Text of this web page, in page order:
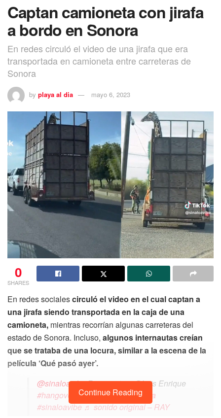
Captan camioneta con jirafa
a bordo en Sonora
En redes circuló el video de una jirafa que era
transportada en camioneta entre carreteras de
Sonora
by playa al dia mayo 6, 2023
0
SHARES
En redes socialescirculó el video en el cual captan a
una jirafa siendo transportada en la caja de una
camioneta, mientras recorrían algunas carreteras del
estado de Sonora. Incluso, algunos internautas creían
que se trataba de una locura, similar a la escena de la
película ‘Qué pasó ayer’.
@sinaloavibeRespuesta a @Luis Enrique
#hangover
#loquepasoayer #jirafa
#sinaloavibe♬ sonido original – RAY
Continue Reading